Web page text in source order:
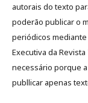
autorais do texto
poderão publicar o
periódicos mediante
Executiva da
necessário porque
publlicar apenas